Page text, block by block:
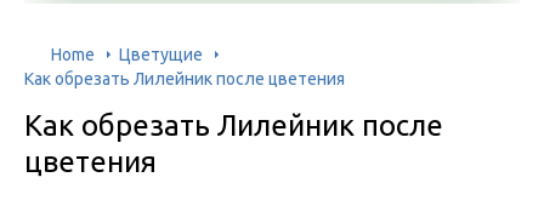
Home
Цветущие
Как обрезать Лилейник после цветения
Как обрезать Лилейник после
цветения